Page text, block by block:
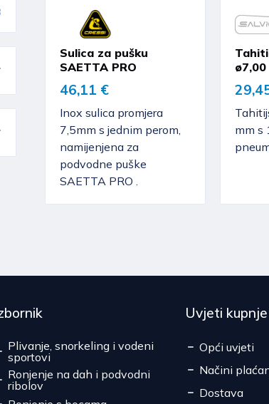
Sulica za pušku
SAETTA PRO
46,11 €
Inox sulica promjera
7,5mm s jednim perom,
namijenjena za
podvodne puške
SAETTA PRO .
ø7,00
mm s
Plivanje, snorkeling i vodeni
sportovi
Ronjenje na dah i podvodni
ribolov
Uvjeti
Opći uvjeti
Načini
Dostava